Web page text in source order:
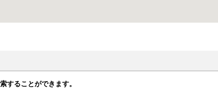
することができます。